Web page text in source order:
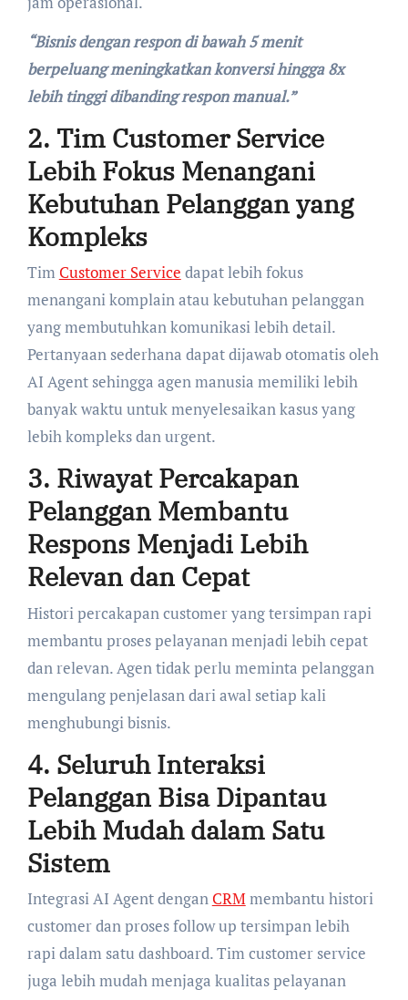
“Bisnis dengan respon di bawah 5 menit
berpeluang meningkatkan konversi hingga 8x
lebih tinggi dibanding respon manual.”
2. Tim Customer Service
Lebih Fokus Menangani
Kebutuhan Pelanggan yang
Kompleks
Tim Customer Service dapat lebih fokus
menangani komplain atau kebutuhan pelanggan
yang membutuhkan komunikasi lebih detail.
Pertanyaan sederhana dapat dijawab otomatis oleh
AI Agent sehingga agen manusia memiliki lebih
banyak waktu untuk menyelesaikan kasus yang
lebih kompleks dan urgent.
3. Riwayat Percakapan
Pelanggan Membantu
Respons Menjadi Lebih
Relevan dan Cepat
Histori percakapan customer yang tersimpan rapi
membantu proses pelayanan menjadi lebih cepat
dan relevan. Agen tidak perlu meminta pelanggan
mengulang penjelasan dari awal setiap kali
menghubungi bisnis.
4. Seluruh Interaksi
Pelanggan Bisa Dipantau
Lebih Mudah dalam Satu
Sistem
Integrasi AI Agent dengan CRMmembantu histori
customer dan proses follow up tersimpan lebih
rapi dalam satu dashboard. Tim customer service
juga lebih mudah menjaga kualitas pelayanan